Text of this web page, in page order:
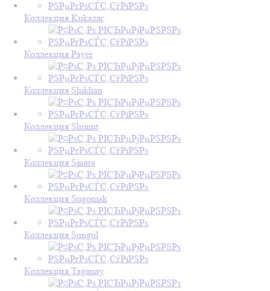
Коллекция Kukazar
Коллекция Payer
Коллекция Shikhan
Коллекция Shunut
Коллекция Sinara
Коллекция Sugomak
Коллекция Sungul
Коллекция Taganay